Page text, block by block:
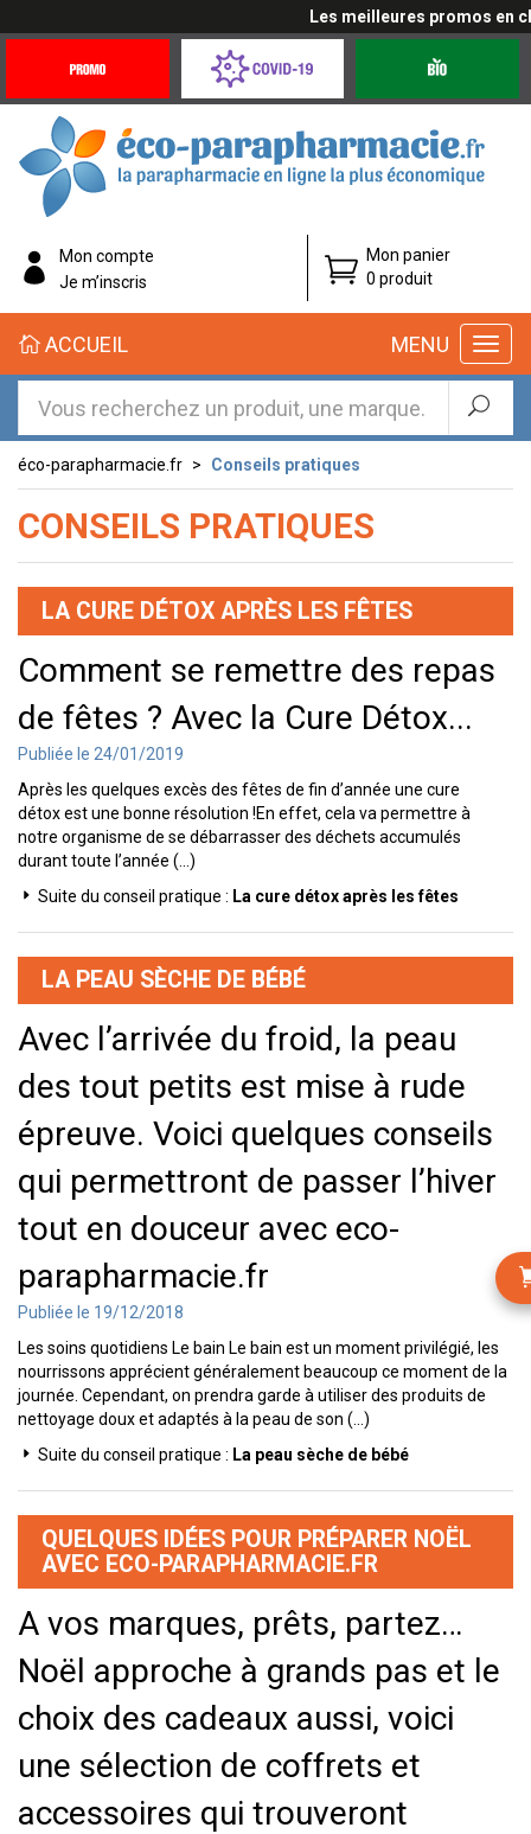
Les meilleures promos en
Offres
Coronavirus
éco-
parapharmacie.fr
éco-
parapharmacie.fr
Mon compte
Je m’inscris
Mon panier
0 produit
MENU
ACCUEIL
éco-parapharmacie.fr Conseils pratiques
CONSEILS PRATIQUES
LA CURE DÉTOX APRÈS LES FÊTES
Comment se remettre des repas
de fêtes ? Avec la Cure Détox...
Publiée le 24/01/2019
Après les quelques excès des fêtes de fin d’année une cure
détox est une bonne résolution !En effet, cela va permettre à
notre organisme de se débarrasser des déchets accumulés
durant toute l’année (...)
Suite du conseil pratique : La cure détox après les fêtes
LA PEAU SÈCHE DE BÉBÉ
Avec l’arrivée du froid, la peau
des tout petits est mise à rude
épreuve. Voici quelques conseils
qui permettront de passer l’hiver
tout en douceur avec eco-
parapharmacie.fr
Publiée le 19/12/2018
Les soins quotidiens Le bain Le bain est un moment privilégié, les
nourrissons apprécient généralement beaucoup ce moment de la
journée. Cependant, on prendra garde à utiliser des produits de
nettoyage doux et adaptés à la peau de son (...)
Suite du conseil pratique : La peau sèche de bébé
QUELQUES IDÉES POUR PRÉPARER NOËL
AVEC ECO-PARAPHARMACIE.FR
A vos marques, prêts, partez…
Noël approche à grands pas et le
choix des cadeaux aussi, voici
une sélection de coffrets et
accessoires qui trouveront